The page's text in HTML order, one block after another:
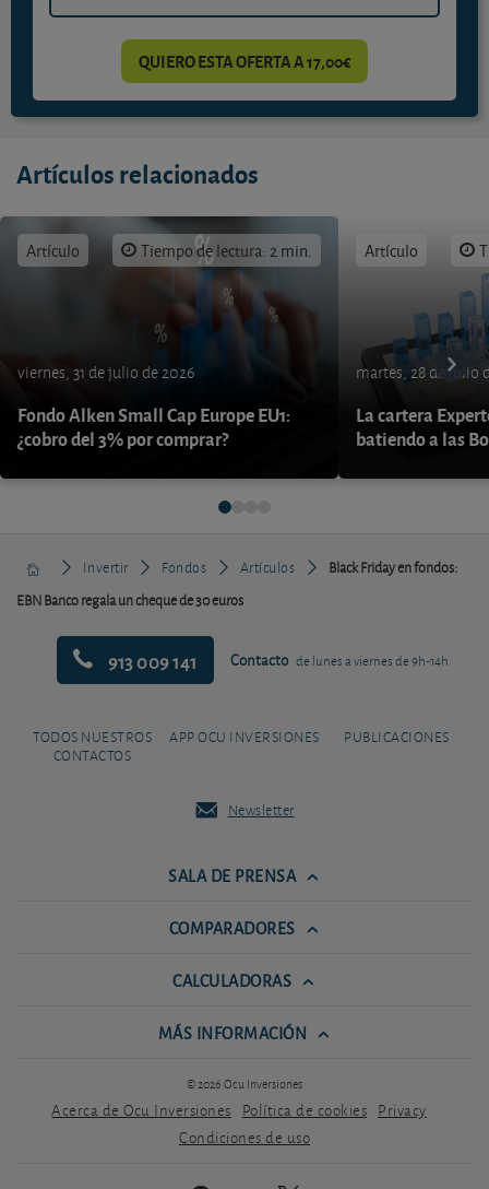
QUIERO ESTA OFERTA A 17,00€
Artículos relacionados
Artículo Tiempo de lectura: 2 min.
viernes, 31 de julio de 2026
Fondo Alken Small Cap Europe EU1:
¿cobro del 3% por comprar?
Artículo
martes, 28 de julio
La cartera
batiendo a las
Invertir Fondos Artículos
Black Friday en fondos:
EBN Banco regala un cheque de 30 euros
913 009 141 Contacto de lunes a viernes de 9h-14h
TODOS NUESTROS
CONTACTOS
APP OCU INVERSIONES PUBLICACIONES
Newsletter
SALA DE PRENSA
COMPARADORES
CALCULADORAS
MÁS INFORMACIÓN
© 2026 Ocu Inversiones
Acerca de Ocu Inversiones Política de cookies Privacy
Condiciones de uso